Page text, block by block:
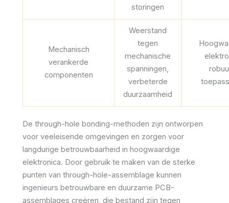
storingen
Mechanisch
verankerde
componenten
Weerstand
tegen
mechanische
spanningen,
verbeterde
duurzaamheid
De through-hole bonding-methoden zijn ontworpen
voor veeleisende omgevingen en zorgen voor
langdurige betrouwbaarheid in hoogwaardige
elektronica. Door gebruik te maken van de sterke
punten van through-hole-assemblage kunnen
ingenieurs betrouwbare en duurzame PCB-
assemblages creëren, die bestand zijn tegen